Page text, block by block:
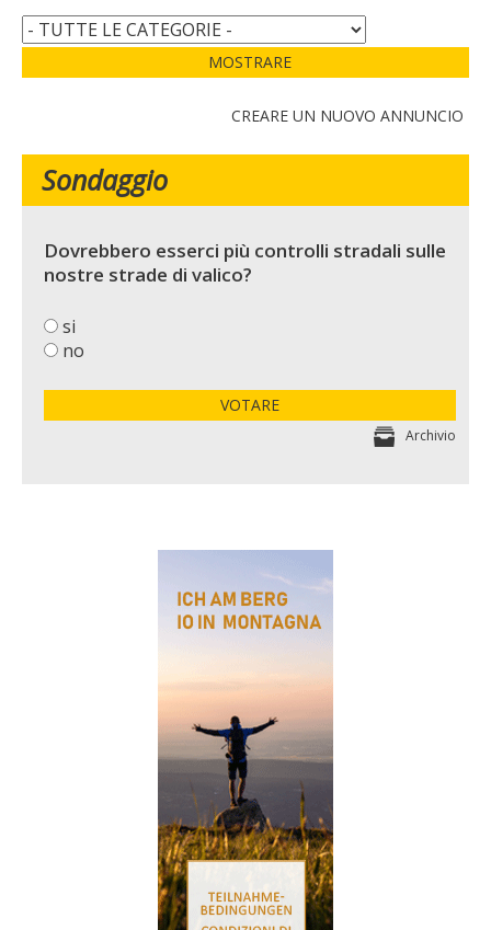
MOSTRARE
CREARE UN NUOVO ANNUNCIO
Sondaggio
Dovrebbero esserci più controlli stradali sulle
nostre strade di valico?
si
no
VOTARE
Archivio